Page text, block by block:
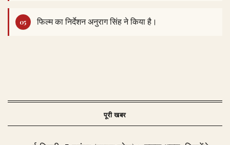
फिल्म का निर्देशन अनुराग सिंह ने किया है।